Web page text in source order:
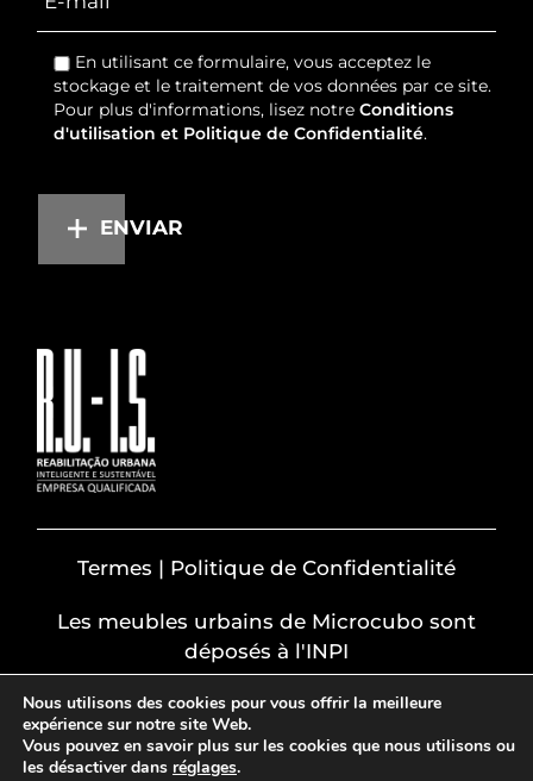
En utilisant ce formulaire, vous acceptez le
stockage et le traitement de vos données par ce site.
Pour plus d'informations, lisez notreConditions
d'utilisation et Politique de Confidentialité.
ENVIAR
Termes | Politique de Confidentialité
Les meubles urbains de Microcubo sont
déposés à l'INPI
Nous utilisons des cookies pour vous offrir la meilleure
expérience sur notre site Web.
Vous pouvez en savoir plus sur les cookies que nous utilisons ou
les désactiver dans réglages.